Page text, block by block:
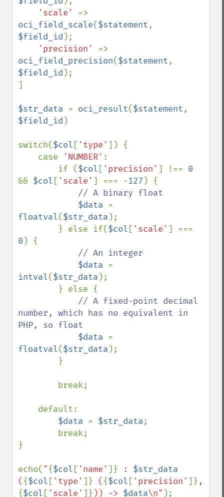
'scale'
oci_field_scale($statement
$field_id );
'precision'
oci_field_precision($statement
$field_id );
]
$str_data = oci_result($statement
$field_id )
switch($col [ 'type' ]) {
    case
'NUMBER' :
        if (
$col [ 'precision' ] !==
&& $col [ 'scale' ] === -127 ) {
// A binary float
$data
floatval($str_data );
        } else if(
$col [ 'scale'
0 ) {
// An integer
$data
intval($str_data );
// A fixed-point decimal
number, which has no equivalent in
PHP, so float
$data
floatval($str_data );
$data = $str_data;
}
echo( "{$col [ 'name' ]} : $str_data
( {$col [ 'type' ]} ( {$col [ 'precision' ]}
{$col [ 'scale' ]} )) -> $data\n"